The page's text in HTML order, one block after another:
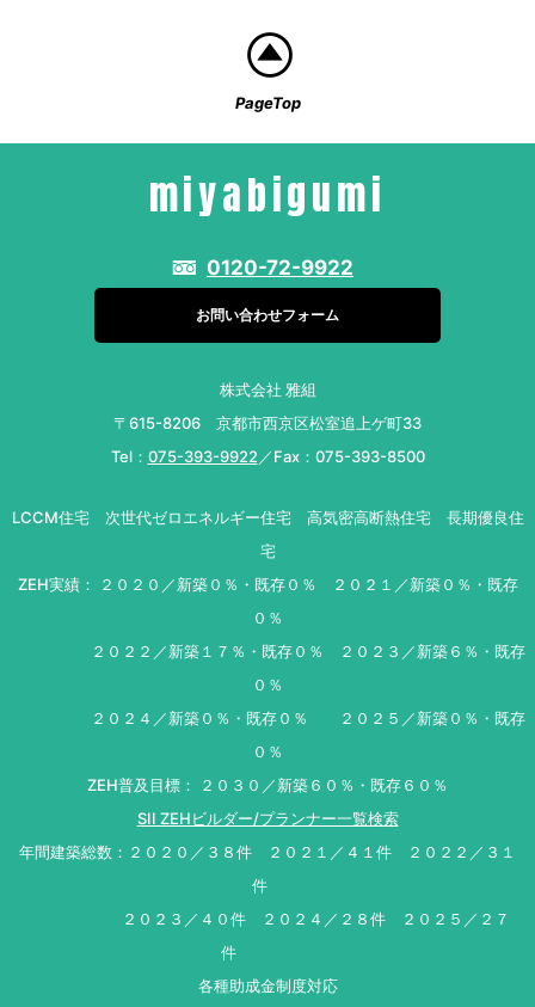
PageTop
miyabigumi
0120-72-9922
お問い合わせフォーム
株式会社 雅組
〒615-8206 京都市西京区松室追上ゲ町33
Tel： 075-393-9922 ／Fax：075-393-8500
LCCM住宅 次世代ゼロエネルギー住宅 高気密高断熱住宅 長期優良住
宅
ZEH実績： ２０２０／新築０％・既存０％ ２０２１／新築０％・既存
０％
２０２２／新築１７％・既存０％ ２０２３／新築６％・既存
０％
２０２４／新築０％・既存０％ ２０２５／新築０％・既存
０％
ZEH普及目標： ２０３０／新築６０％・既存６０％
SII ZEHビルダー/プランナー一覧検索
年間建築総数：２０２０／３８件 ２０２１／４１件 ２０２２／３１
件
２０２３／４０件 ２０２４／２８件 ２０２５／２７
件
各種助成金制度対応